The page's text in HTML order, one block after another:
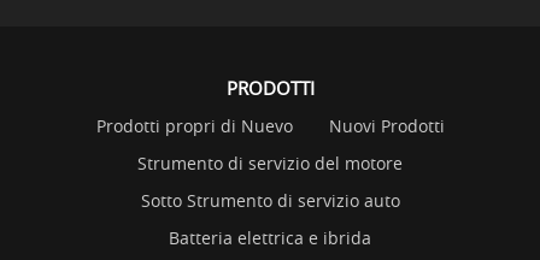
PRODOTTI
Prodotti propri di Nuevo
Nuovi Prodotti
Strumento di servizio del motore
Sotto Strumento di servizio auto
Batteria elettrica e ibrida